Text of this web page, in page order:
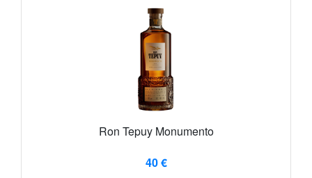
Ron Tepuy Monumento
40 €